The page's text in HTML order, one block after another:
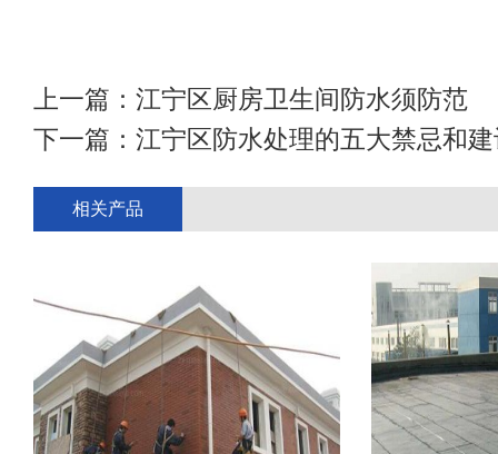
上一篇： 江宁区厨房卫生间防水须防范
下一篇： 江宁区防水处理的五大禁忌和
相关产品